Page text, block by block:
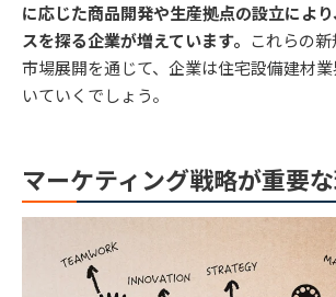
に応じた商品開発や生産拠点の設立によ
スを探る企業が増えています。 これらの
市場展開を通じて、企業は住宅設備建材
いていくでしょう。
マーケティング戦略が重要